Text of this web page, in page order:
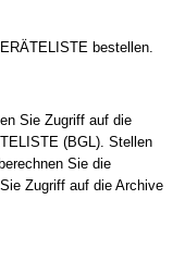
bestellen.
Sie Zugriff auf die
(BGL). Stellen
Sie die
Zugriff auf die Archive